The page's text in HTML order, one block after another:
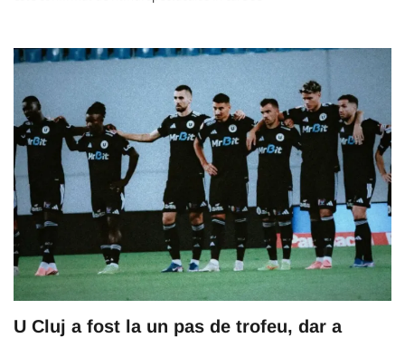
U Cluj a fost la un pas de trofeu, dar a